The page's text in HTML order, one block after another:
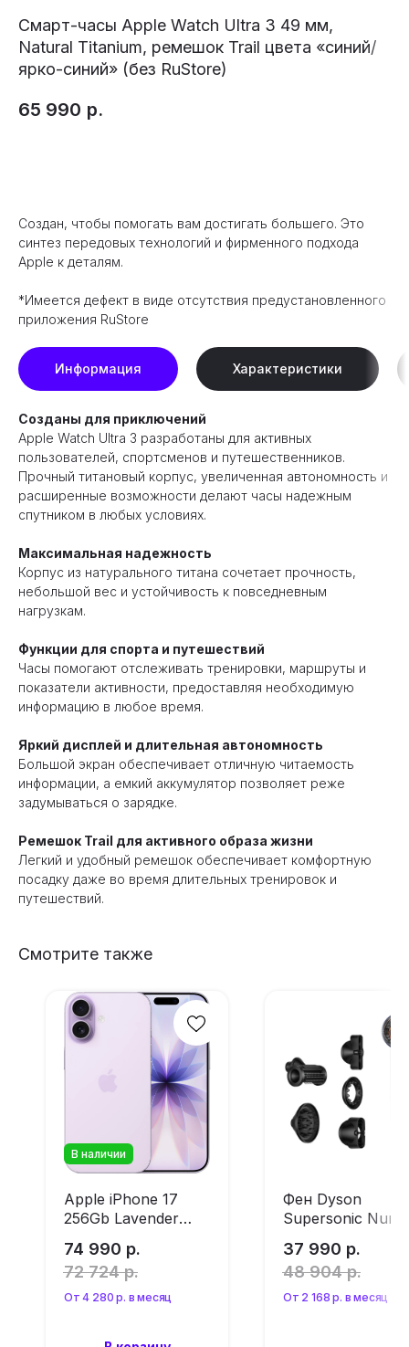
Смарт-часы Apple Watch Ultra 3 49 мм,
Natural Titanium, ремешок Trail цвета «синий/
ярко-синий» (без RuStore)
65 990 р.
Создан, чтобы помогать вам достигать большего. Это
синтез передовых технологий и фирменного подхода
Apple к деталям.
*Имеется дефект в виде отсутствия предустановленного
приложения RuStore
Информация Характеристики
Созданы для приключений
Apple Watch Ultra 3 разработаны для активных
пользователей, спортсменов и путешественников.
Прочный титановый корпус, увеличенная автономность и
расширенные возможности делают часы надежным
спутником в любых условиях.
Максимальная надежность
Корпус из натурального титана сочетает прочность,
небольшой вес и устойчивость к повседневным
нагрузкам.
Функции для спорта и путешествий
Часы помогают отслеживать тренировки, маршруты и
показатели активности, предоставляя необходимую
информацию в любое время.
Яркий дисплей и длительная автономность
Большой экран обеспечивает отличную читаемость
информации, а емкий аккумулятор позволяет реже
задумываться о зарядке.
Ремешок Trail для активного образа жизни
Легкий и удобный ремешок обеспечивает комфортную
посадку даже во время длительных тренировок и
путешествий.
Смотрите также
Фен Dyson
Supersonic Nural
Blue/Topaz
37 990 р.
48 904 р.
От 2 168 р. в месяц
В наличии
Apple iPhone 17
256Gb Lavender
74 990 р.
72 724 р.
От 4 280 р. в месяц